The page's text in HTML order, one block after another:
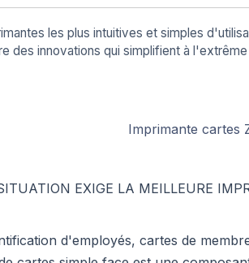
les plus intuitives et simples
des innovations qui simplifient à
EXIGE LA MEILLEURE
d'employés, cartes de